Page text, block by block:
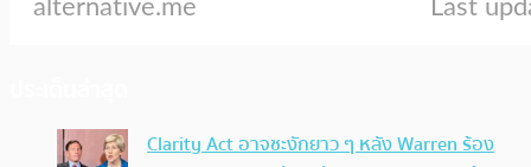
Clarity Act อาจชะงักยาว ๆ หลัง Warren ร้อง